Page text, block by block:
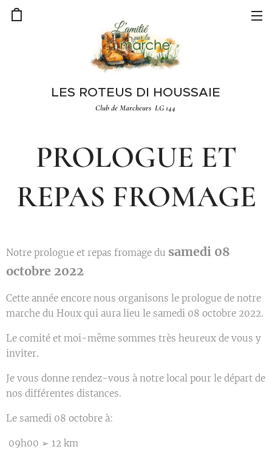
LES ROTEUS DI HOUSSAIE
Club de Marcheurs LG 144
PROLOGUE ET
REPAS FROMAGE
Notre prologue et repas fromage du samedi 08
octobre 2022
Cette année encore nous organisons le prologue de notre
marche du Houx qui aura lieu le samedi 08 octobre 2022.
Le comité et moi-même sommes très heureux de vous y
inviter.
Je vous donne rendez-vous à notre local pour le départ de
nos différentes distances.
Le samedi 08 octobre à:
09h00 ➢ 12 km